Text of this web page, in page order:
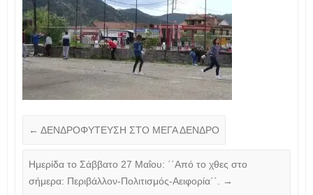
← ΔΕΝΔΡΟΦΥΤΕΥΣΗ ΣΤΟ ΜΕΓΑ ΔΕΝΔΡΟ
Ημερίδα το Σάββατο 27 Μαΐου: ΄΄Από το χθες στο
σήμερα: Περιβάλλον-Πολιτισμός-Αειφορία΄΄.
→